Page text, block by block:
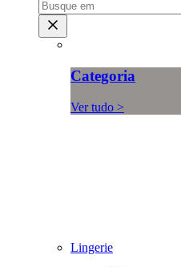
Categoria
Ver tudo >
Lingerie